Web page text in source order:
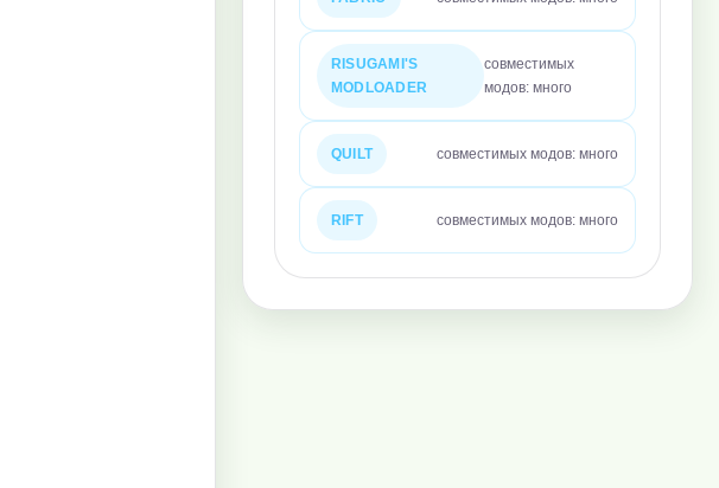
RISUGAMI'S
MODLOADER
совместимых
модов: много
QUILT совместимых модов: много
RIFT совместимых модов: много